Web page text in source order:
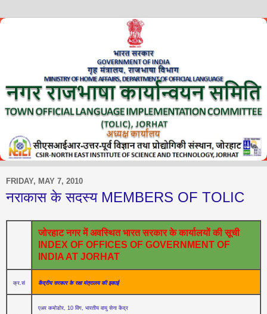
FRIDAY, MAY 7, 2010
नराकास के सदस्‍य MEMBERS OF TOLIC
जोरहाट नगर में अवस्थित भारत सरकार के कार्यालयों की सूची
INDEX OF OFFICES OF GOVERNMENT OF
INDIA AT JORHAT
क्र.सं केंद्रीय सरकार के रक्षा मंत्रालय की इकाई
एअर कमोडोर, 10 विंग, भारतीय वायु सेना केंद्र